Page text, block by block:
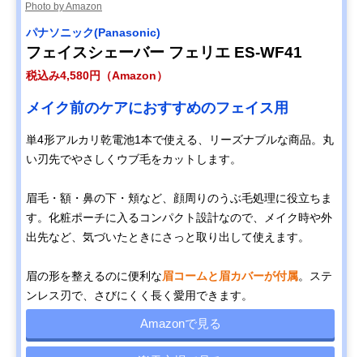
Photo by Amazon
パナソニック(Panasonic)
フェイスシェーバー フェリエ ES-WF41
税込み4,580円（Amazon）
メイク前のケアにおすすめのフェイス用
単4形アルカリ乾電池1本で使える、リーズナブルな商品。丸
い刃先でやさしくウブ毛をカットします。
眉毛・額・鼻の下・頬など、顔周りのうぶ毛処理に役立ちま
す。化粧ポーチに入るコンパクト設計なので、メイク時や外
出先など、気づいたときにさっと取り出して使えます。
眉の形を整えるのに便利な眉コームと眉カバーが付属。ステ
ンレス刃で、さびにくく長く愛用できます。
Amazonで見る